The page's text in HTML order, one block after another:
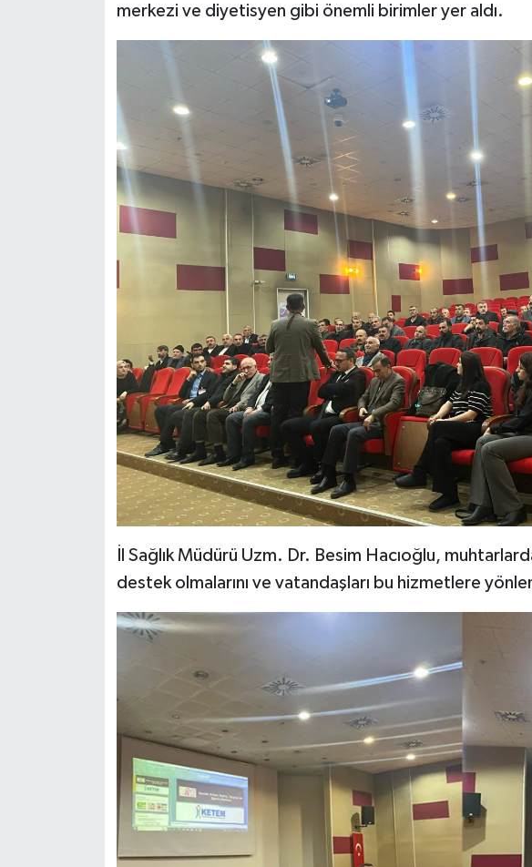
merkezi ve diyetisyen gibi önemli birimler yer aldı.
İl Sağlık Müdürü Uzm. Dr. Besim Hacıoğlu,
destek olmalarını ve vatandaşları bu hizmetlere